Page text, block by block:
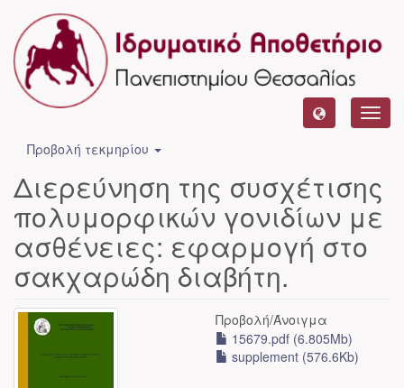
Προβολή τεκμηρίου
Διερεύνηση της συσχέτισης
πολυμορφικών γονιδίων με
ασθένειες: εφαρμογή στο
σακχαρώδη διαβήτη.
Προβολή/Άνοιγμα
15679.pdf (6.805Mb)
supplement (576.6Kb)